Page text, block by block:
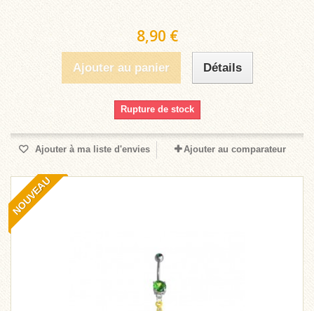
8,90 €
Ajouter au panier Détails
Rupture de stock
Ajouter à ma liste d'envies Ajouter au comparateur
NOUVEAU